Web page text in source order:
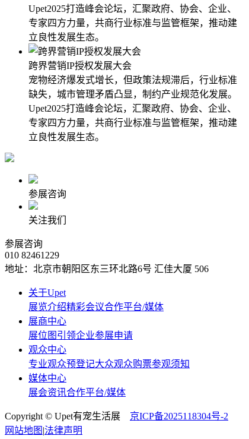
Upet2025打造峰会论坛，汇聚政府、协会、企业、
专家四方力量，共商行业标准与监管框架，推动建
立良性发展生态。
跨界营销IP授权发展大会
宠物经济爆发式增长，但政策法规滞后，行业标准
缺失，城市管理矛盾凸显，制约产业规范化发展。
Upet2025打造峰会论坛，汇聚政府、协会、企业、
专家四方力量，共商行业标准与监管框架，推动建
立良性发展生态。
参展咨询
关注我们
参展咨询
010 82461229
地址：北京市朝阳区东三环北路6号‌ 汇佳大厦 506
关于Upet
展览介绍精彩会议合作平台/媒体
展商中心
展位图 引领企业参展申请
观众中心
专业观众预登记大众观众购票参观须知
媒体中心
展会资讯合作平台/媒体
Copyright © Upet有宠生活展 京ICP备2025118304号-2
网站地图 |法律声明